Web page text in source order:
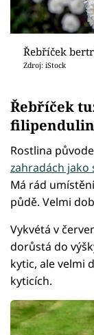
Řebříček
Zdroj: iStock
Řebříček
Rostlina
zahradách
Má rád
půdě. Velmi
Vykvétá v
dorůstá do
kytic, ale velmi
kyticích.